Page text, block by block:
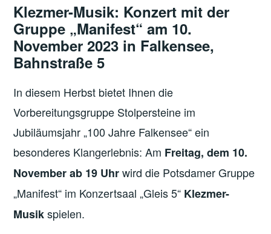
Klezmer-Musik: Konzert mit der
Gruppe „Manifest“ am 10.
November 2023 in Falkensee,
Bahnstraße 5
In diesem Herbst bietet Ihnen die
Vorbereitungsgruppe Stolpersteine im
Jubiläumsjahr „100 Jahre Falkensee“ ein
besonderes Klangerlebnis: Am Freitag, dem 10.
November ab 19 Uhrwird die Potsdamer Gruppe
„Manifest“ im Konzertsaal „Gleis 5“ Klezmer-
Musikspielen.